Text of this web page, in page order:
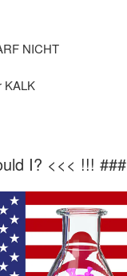
NICHT
KALK
I? <<< !!! ###